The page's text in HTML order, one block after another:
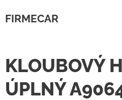
FIRMECAR
KLOUBOVÝ
ÚPLNÝ